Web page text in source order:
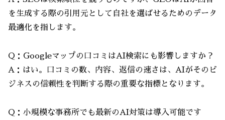
を生成する際の引用元として自社を選ばせるためのデータ
最適化を指します。
Q：Googleマップの口コミはAI検索にも影響しますか？
A：はい。口コミの数、内容、返信の速さは、AIがそのビ
ジネスの信頼性を判断する際の重要な指標となります。
Q：小規模な事務所でも最新のAI対策は導入可能です